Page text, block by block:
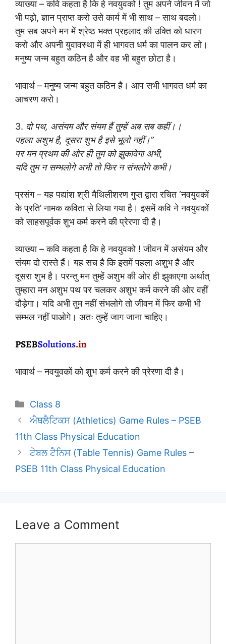
व्याख्या – कवि कहता है कि हे नवयुवको ! तुम अपने जीवन में जो
भी पढ़ो, ज्ञान प्राप्त करो उसे कार्य में भी साथ – साथ बदलो।
तुम सब अपने मन में श्रेष्ठ भक्त प्रहलाद की उक्ति को धारण
करो और अपनी युवावस्था में ही भागवत धर्म का पालन कर लो।
मनुष्य जन्म बहुत कठिन है और वह भी बहुत छोटा है।
भावार्थ – मनुष्य जन्म बहुत कठिन है। आप सभी भागवत धर्म का
आचरण करो।
3. दो पथ, असंयम और संयम हैं तुम्हें अब सब कहीं।।
पहला अशुभ है, दूसरा शुभ है इसे भूलो नहीं।”
पर मन प्रथम की ओर ही तुम को झुकावेगा अभी,
यदि तुम न सम्भलोगे अभी तो फिर न संभलोगे कभी।
प्रसंग – यह पद्यांश श्री मैथिलीशरण गुप्त द्वारा रचित ‘नवयुवकों
के प्रति’ नामक कविता से लिया गया है। इसमें कवि ने नवयुवकों
को साहसपूर्वक शुभ कर्म करने की प्रेरणा दी है।
व्याख्या – कवि कहता है कि हे नवयुवको ! जीवन में असंयम और
संयम दो रास्ते हैं। यह सच है कि इसमें पहला अशुभ है और
दूसरा शुभ है। परन्तु मन तुम्हें अशुभ की ओर ही झुकाएगा अर्थात्
तुम्हारा मन अशुभ पथ पर चलकर अशुभ कर्म करने की ओर वहीं
दौड़ेगा। यदि अभी तुम नहीं संभलोगे तो जीवन में फिर कभी भी
सम्भल नहीं पाओगे। अतः तुम्हें जाग जाना चाहिए।
भावार्थ – नवयुवकों को शुभ कर्म करने की प्रेरणा दी है।
Categories
Class 8
ਐਥਲੈਟਿਕਸ (Athletics) Game Rules – PSEB
11th Class Physical Education
ਟੇਬਲ ਟੈਨਿਸ (Table Tennis) Game Rules –
PSEB 11th Class Physical Education
Leave a Comment